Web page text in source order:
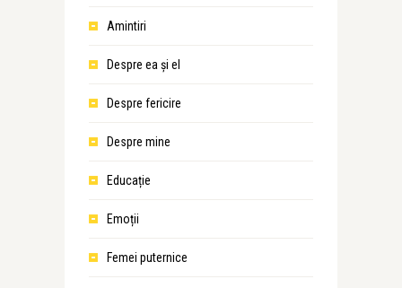
Amintiri
Despre ea şi el
Despre fericire
Despre mine
Educație
Emoții
Femei puternice